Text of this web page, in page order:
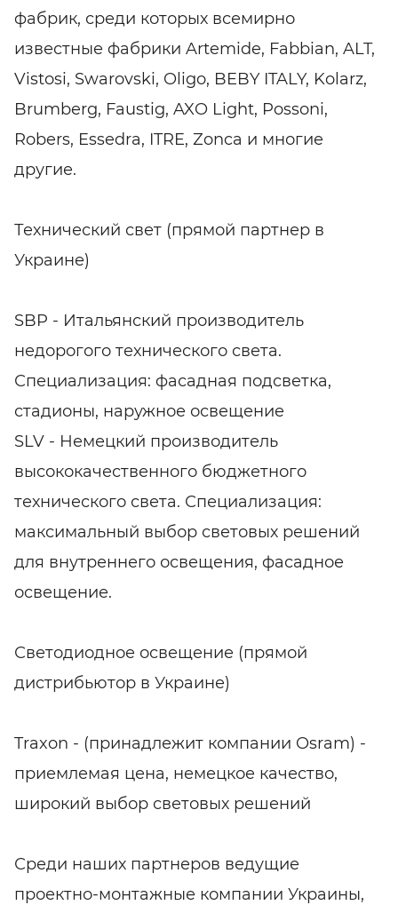
фабрик, среди которых всемирно
известные фабрики Artemide, Fabbian, ALT,
Vistosi, Swarovski, Oligo, BEBY ITALY, Kolarz,
Brumberg, Faustig, AXO Light, Possoni,
Robers, Essedra, ITRE, Zonca и многие
другие.
Технический свет (прямой партнер в
Украине)
SBP - Итальянский производитель
недорогого технического света.
Специализация: фасадная подсветка,
стадионы, наружное освещение
SLV - Немецкий производитель
высококачественного бюджетного
технического света. Специализация:
максимальный выбор световых решений
для внутреннего освещения, фасадное
освещение.
Светодиодное освещение (прямой
дистрибьютор в Украине)
Traxon - (принадлежит компании Osram) -
приемлемая цена, немецкое качество,
широкий выбор световых решений
Среди наших партнеров ведущие
проектно-монтажные компании Украины,